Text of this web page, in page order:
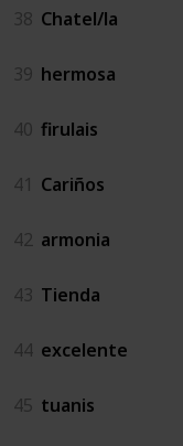
38 Chatel/la
39 hermosa
40 firulais
41 Cariños
42 armonia
43 Tienda
44 excelente
45 tuanis